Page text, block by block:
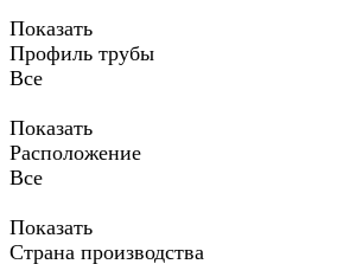
Показать
Профиль трубы
Все
Показать
Расположение
Все
Показать
Страна производства